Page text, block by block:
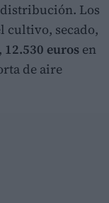
Los
cultivo, secado,
12.530 euros en
de aire